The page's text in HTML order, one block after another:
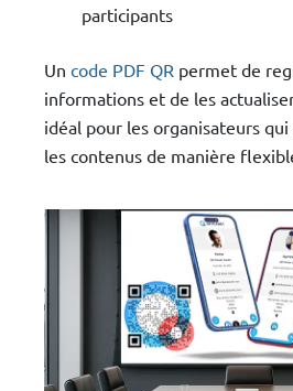
participants
Un code PDF QR permet de
informations et de les
idéal pour les organisateurs
les contenus de manière